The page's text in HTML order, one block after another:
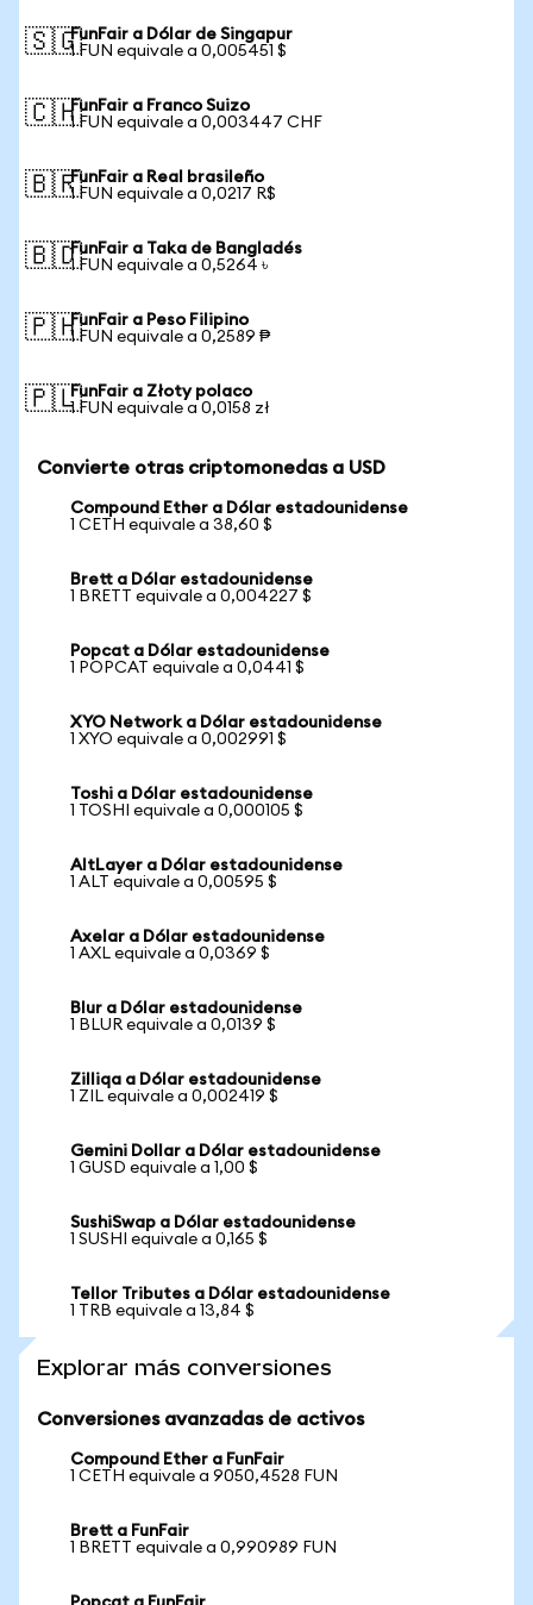
🇸🇬FunFair a Dólar de Singapur
1 FUN equivale a 0,005451 $
🇨🇭FunFair a Franco Suizo
1 FUN equivale a 0,003447 CHF
🇧🇷FunFair a Real brasileño
1 FUN equivale a 0,0217 R$
🇧🇩FunFair a Taka de Bangladés
1 FUN equivale a 0,5264 ৳
🇵🇭FunFair a Peso Filipino
1 FUN equivale a 0,2589 ₱
🇵🇱FunFair a Złoty polaco
1 FUN equivale a 0,0158 zł
Convierte otras criptomonedas a USD
Compound Ether a Dólar estadounidense
1 CETH equivale a 38,60 $
Brett a Dólar estadounidense
1 BRETT equivale a 0,004227 $
Popcat a Dólar estadounidense
1 POPCAT equivale a 0,0441 $
XYO Network a Dólar estadounidense
1 XYO equivale a 0,002991 $
Toshi a Dólar estadounidense
1 TOSHI equivale a 0,000105 $
AltLayer a Dólar estadounidense
1 ALT equivale a 0,00595 $
Axelar a Dólar estadounidense
1 AXL equivale a 0,0369 $
Blur a Dólar estadounidense
1 BLUR equivale a 0,0139 $
Zilliqa a Dólar estadounidense
1 ZIL equivale a 0,002419 $
Gemini Dollar a Dólar estadounidense
1 GUSD equivale a 1,00 $
SushiSwap a Dólar estadounidense
1 SUSHI equivale a 0,165 $
Tellor Tributes a Dólar estadounidense
1 TRB equivale a 13,84 $
Explorar más conversiones
Conversiones avanzadas de activos
Compound Ether a FunFair
1 CETH equivale a 9050,4528 FUN
Brett a FunFair
1 BRETT equivale a 0,990989 FUN